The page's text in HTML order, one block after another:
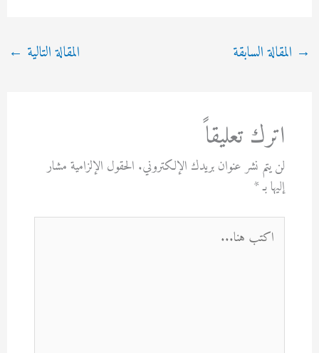
→ المقالة السابقة المقالة التالية ←
اترك تعليقاً
لن يتم نشر عنوان بريدك الإلكتروني. الحقول الإلزامية مشار
إليها بـ*
اكتب
هنا...